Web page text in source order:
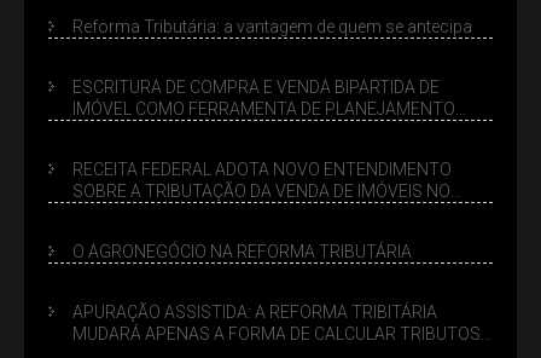
Reforma Tributária: a vantagem de quem se antecipa
ESCRITURA DE COMPRA E VENDA BIPARTIDA DE
IMÓVEL COMO FERRAMENTA DE PLANEJAMENTO
RECEITA FEDERAL ADOTA NOVO ENTENDIMENTO
SOBRE A TRIBUTAÇÃO DA VENDA DE IMÓVEIS NO
O AGRONEGÓCIO NA REFORMA TRIBUTÁRIA
APURAÇÃO ASSISTIDA: A REFORMA TRIBITÁRIA
MUDARÁ APENAS A FORMA DE CALCULAR TRIBUTOS